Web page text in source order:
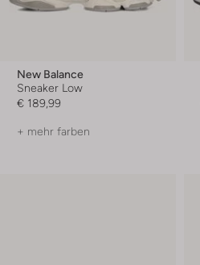
New Balance
Sneaker Low
€ 189,99
+ mehr farben